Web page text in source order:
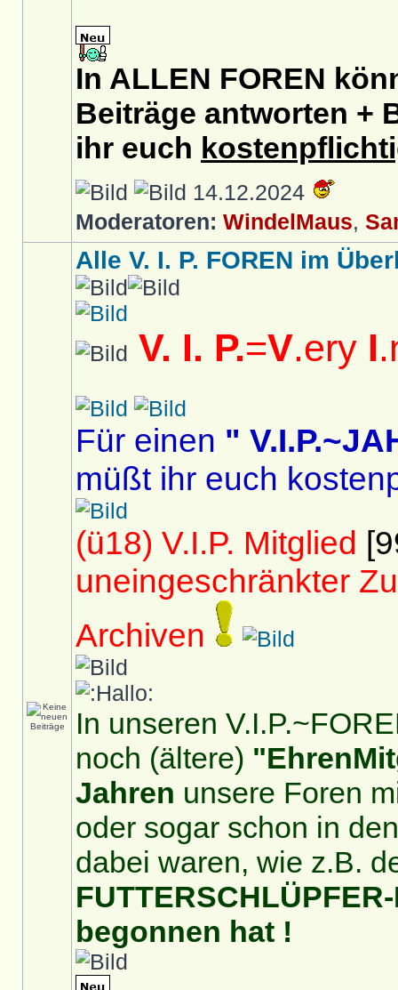
In ALLEN FOREN
Beiträge antworten +
ihr euch
14.12.2024
Moderatoren: WindelMaus,
Alle V. I. P. FOREN im
V. I. P.=V.ery I
Für einen "
müßt ihr euch
(ü18) V.I.P. Mitglied
uneingeschränkter
Archiven
In unseren
noch (ältere)
Jahren unsere Foren
oder sogar schon in
dabei waren, wie z.B.
begonnen hat !